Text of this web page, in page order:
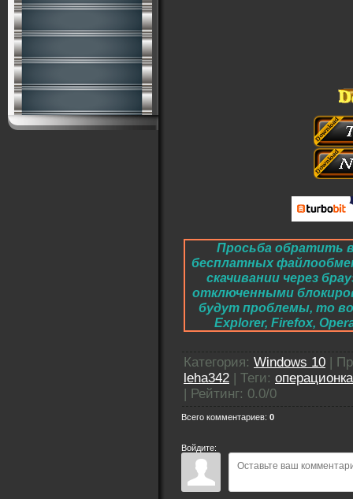
Просьба обратить
бесплатных
скачивании через
отключенными
будут проблемы, то
Explorer, Firefox,
Категория: Windows 10
leha342
Теги: операционка
Рейтинг: 0.0/0
Всего комментариев: 0
Войдите: